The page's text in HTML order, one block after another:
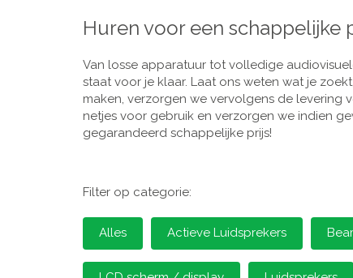
Huren voor een schappelijke
Van losse apparatuur tot volledige
staat voor je klaar. Laat ons weten wat je
maken, verzorgen we vervolgens de levering
netjes voor gebruik en verzorgen we indien
gegarandeerd schappelijke prijs!
Filter op categorie:
Alles Actieve Luidsprekers